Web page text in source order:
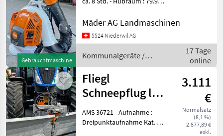
Belrobotics
GKB
HDK
Alle
anzeigen
MARKTPLATZ
Marktplatz Händlerangebote
Gebrauchtmaschine
Blasrohr : Länge verstellbar
Neupreis : Fr. 1190.- - Z
Mäder AG Landmaschinen
5524 Niederwil AG
Kommunalgeräte /
Stihl
17 Tage
online
Fliegl
Schneepflug leer
Mammut Duplex
3000mm
3.111
€
Normalsatz
(8,1 %)
2.877,89 €
exkl.
AMS 36721 - Aufnahme :
Dreipunktaufnahme Kat. 2 -